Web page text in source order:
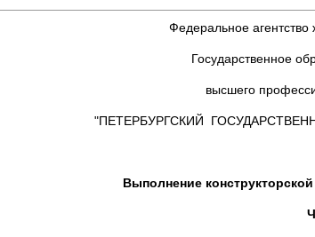
Федеральное агентство
Государственное
высшего
"ПЕТЕРБУРГСКИЙ
Выполнение